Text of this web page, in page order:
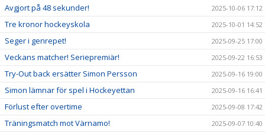
Avgjort på 48 sekunder! 2025-10-06 17:12
Tre kronor hockeyskola 2025-10-01 14:52
Seger i genrepet! 2025-09-25 17:00
Veckans matcher! Seriepremiär! 2025-09-22 16:53
Try-Out back ersätter Simon Persson 2025-09-16 19:00
Simon lämnar för spel i Hockeyettan 2025-09-16 16:41
Förlust efter overtime 2025-09-08 17:42
Träningsmatch mot Värnamo! 2025-09-07 10:40